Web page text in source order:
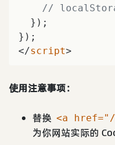
//
  });
</script>
使用注意事项：
替换 <a
为你网站实际的